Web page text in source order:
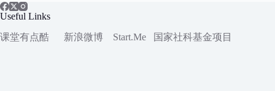
Useful Links
课堂有点酷
新浪微博 Start.Me 国家社科基金项目